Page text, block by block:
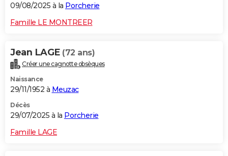
09/08/2025 à la Porcherie
Famille LE MONTREER
Jean LAGE (72 ans)
Créer une cagnotte obsèques
Naissance
29/11/1952 à Meuzac
Décès
29/07/2025 à la Porcherie
Famille LAGE